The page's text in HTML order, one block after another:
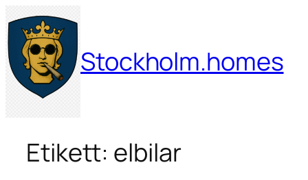
Hoppa
till
innehåll
Stockholm.homes
Etikett: elbilar